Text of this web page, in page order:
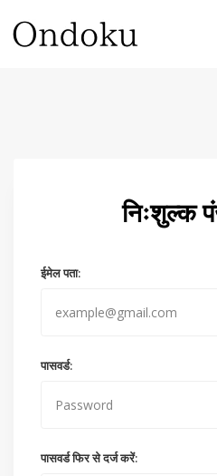
निःशुल्क
ईमेल पता:
पासवर्ड:
पासवर्ड फिर से दर्ज करें: